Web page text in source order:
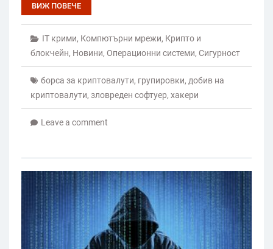
ВИЖ ПОВЕЧЕ
IT крими, Компютърни мрежи, Крипто и
блокчейн, Новини, Операционни системи, Сигурност
борса за криптовалути, групировки, добив на
криптовалути, зловреден софтуер, хакери
Leave a comment